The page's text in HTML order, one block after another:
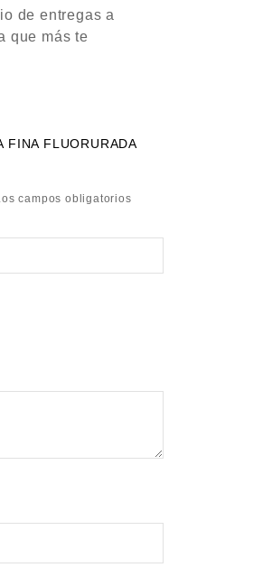
de entregas a
que más te
FINA FLUORURADA
campos obligatorios